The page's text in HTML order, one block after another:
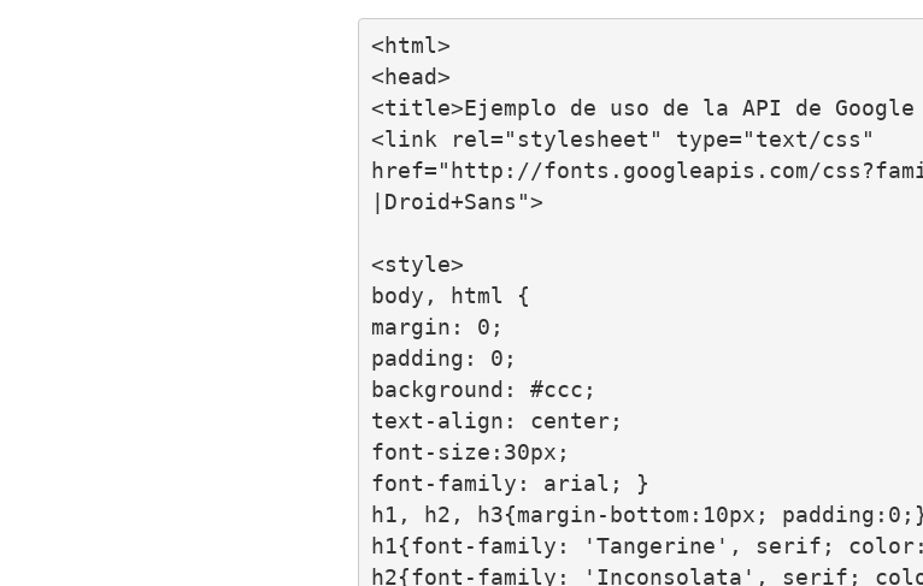
<html>
<head>
<title>Ejemplo de uso de la API de
<link rel="stylesheet" type="text/css"
href="http://fonts.googleapis.com/
|Droid+Sans">
<style>
body, html {
margin: 0;
padding: 0;
background: #ccc;
text-align: center;
font-size:30px;
font-family: arial; }
h1, h2, h3{margin-bottom:10px;
h1{font-family: 'Tangerine', serif;
h2{font-family: 'Inconsolata', serif;